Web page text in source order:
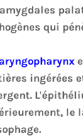
qui
ingérées
le